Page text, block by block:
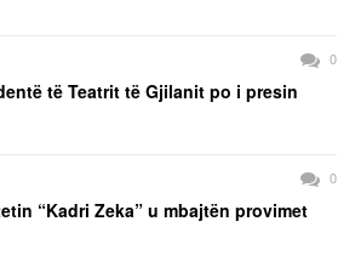
0
të Teatrit të Gjilanit po i presin
0
“Kadri Zeka” u mbajtën provimet